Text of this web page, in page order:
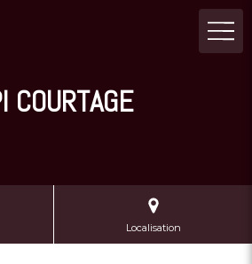
COURTAGE
Localisation